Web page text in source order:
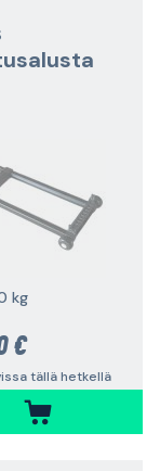
kg
€
tällä hetkellä